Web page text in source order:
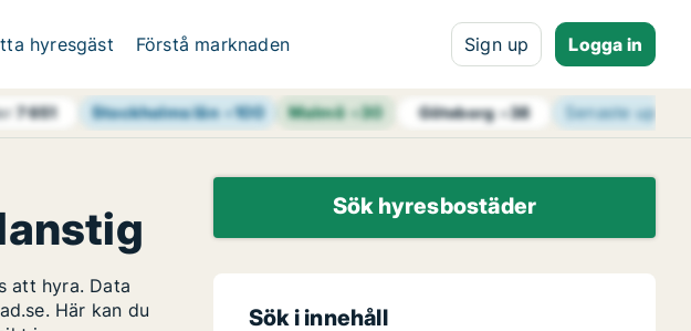
hyresgäst Förstå marknaden Sign up Logga in
7 651 Stockholms län+100 Malmö+30 Göteborg+38 Senaste
att hyra. Data
Här kan du
Sök hyresbostäder
Sök i innehåll